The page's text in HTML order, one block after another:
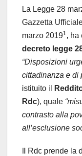
La Legge 28
Gazzetta
marzo 20191, ha
decreto legge
“Disposizioni
cittadinanza e di
istituito il
Rdc), quale
contrasto alla
all’esclusione
Il Rdc prende la